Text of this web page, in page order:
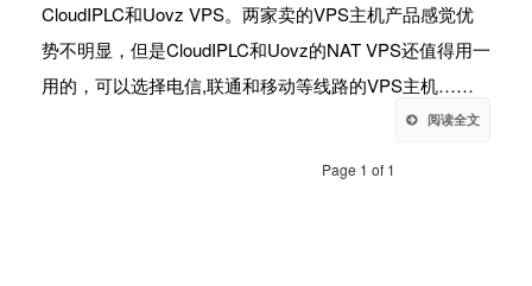
CloudIPLC和Uovz VPS。两家卖的VPS主机产品感觉优
势不明显，但是CloudIPLC和Uovz的NAT VPS还值得用一
用的，可以选择电信,联通和移动等线路的VPS主机……
阅读全文
Page 1 of 1